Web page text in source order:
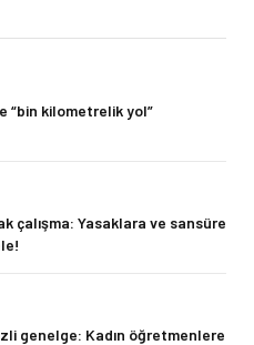
“bin kilometrelik yol”
çalışma: Yasaklara ve sansüre
genelge: Kadın öğretmenlere